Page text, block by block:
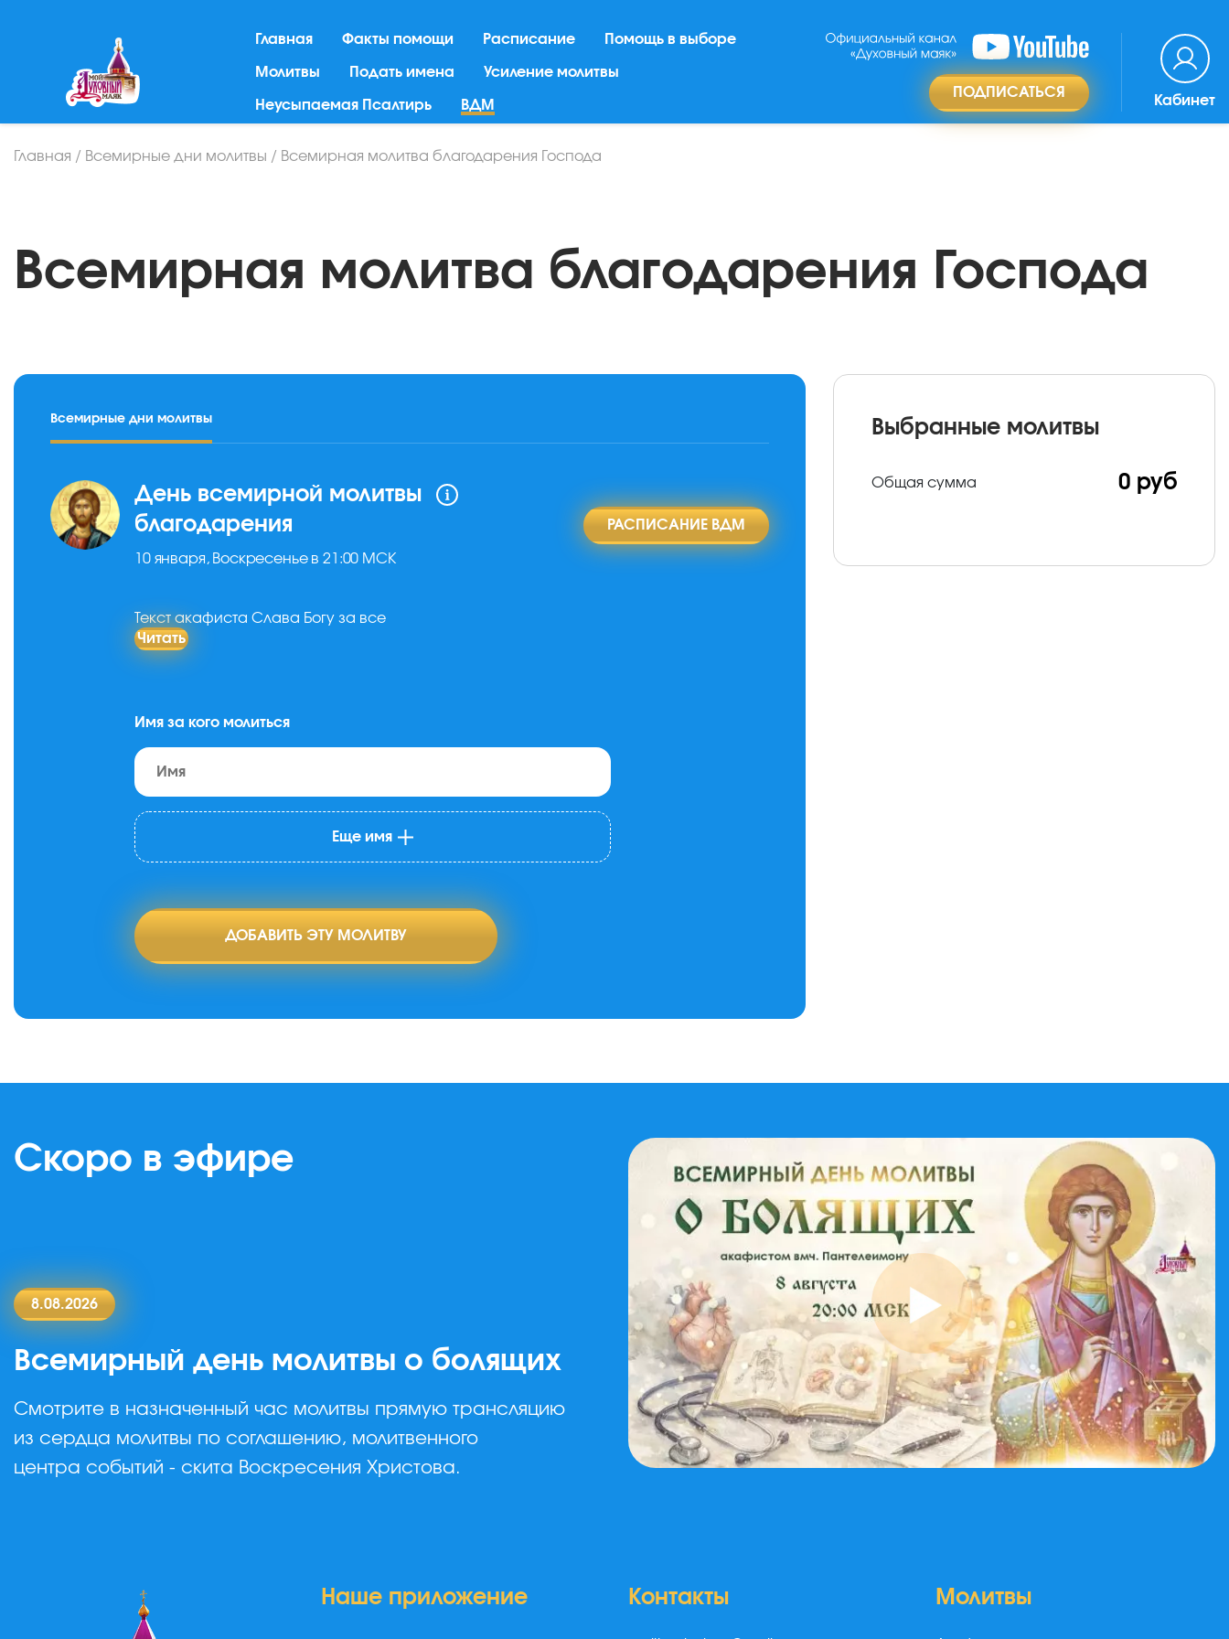
Главная Факты помощи Расписание Помощь в выборе
Молитвы Подать имена Усиление молитвы
Неусыпаемая Псалтирь ВДМ
ПОДПИСАТЬСЯ
Кабинет
Главная / Всемирные дни молитвы / Всемирная молитва благодарения Господа
Всемирная молитва благодарения Господа
Всемирные дни молитвы
День всемирной молитвы
благодарения
10 января, Воскресенье в 21:00 МСК
РАСПИСАНИЕ ВДМ
Текст акафиста Слава Богу за все
Читать
Имя за кого молиться
Еще имя
ДОБАВИТЬ ЭТУ МОЛИТВУ
Выбранные молитвы
Общая сумма 0 руб
Скоро в эфире
8.08.2026
Всемирный день молитвы о болящих
Смотрите в назначенный час молитвы прямую трансляцию
из сердца молитвы по соглашению, молитвенного
центра событий - скита Воскресения Христова.
Наше приложение Контакты Молитвы